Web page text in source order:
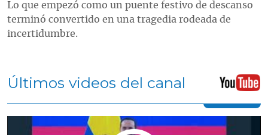
Lo que empezó como un puente festivo de descanso
terminó convertido en una tragedia rodeada de
incertidumbre.
Últimos videos del canal